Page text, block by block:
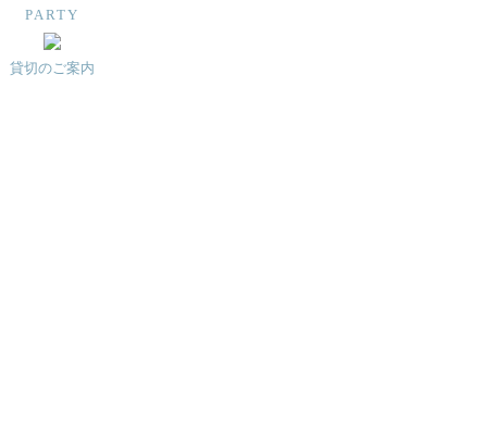
PARTY
貸切のご案内